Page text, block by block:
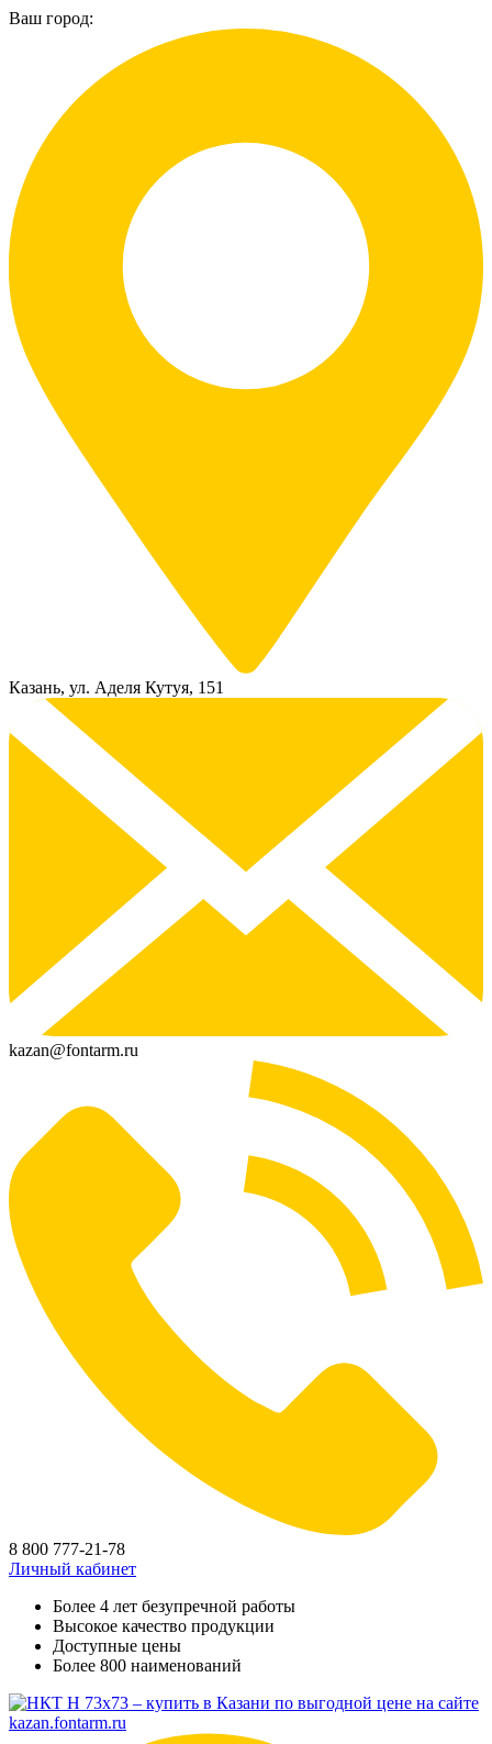
Ваш город:
Казань, ул. Аделя Кутуя, 151
kazan@fontarm.ru
8 800 777-21-78
Личный кабинет
Более 4 лет безупречной работы
Высокое качество продукции
Доступные цены
Более 800 наименований